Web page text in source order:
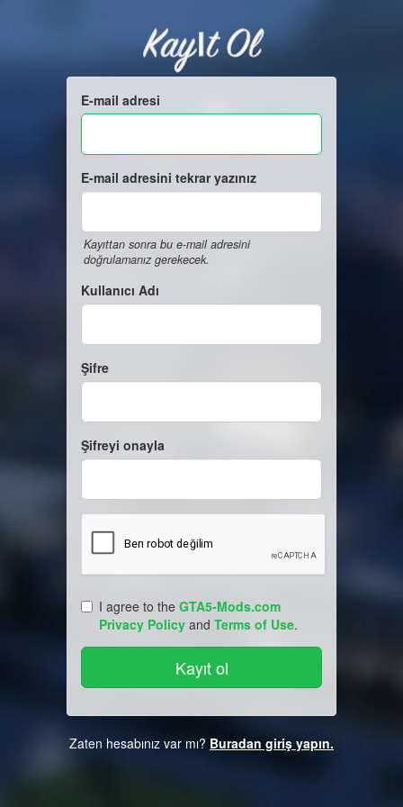
Kayıt Ol
E-mail adresi
E-mail adresini tekrar yazınız
Kayıttan sonra bu e-mail adresini
doğrulamanız gerekecek.
Kullanıcı Adı
Şifre
Şifreyi onayla
I agree to the GTA5-Mods.com
Privacy Policy and Terms of Use.
Zaten hesabınız var mı? Buradan giriş yapın.